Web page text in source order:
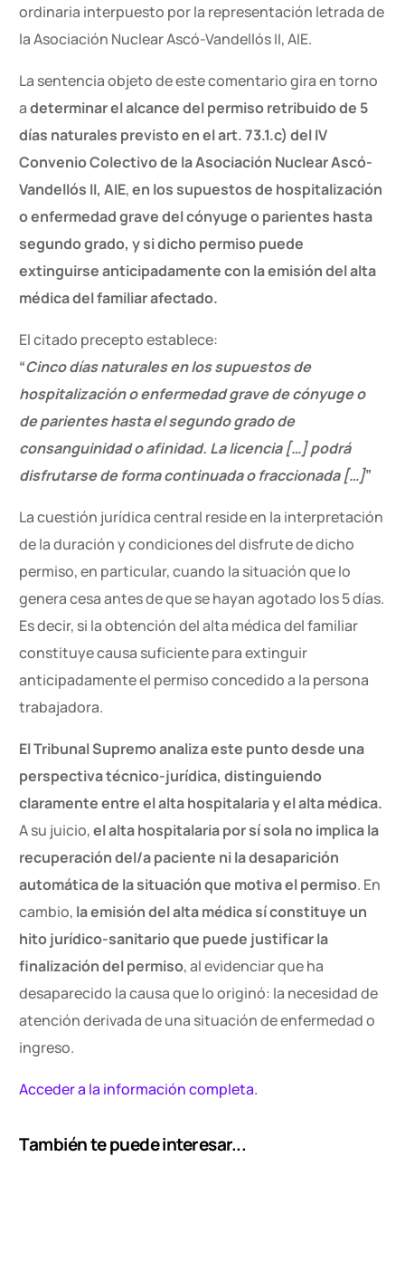
ordinaria interpuesto por la representación letrada de
la Asociación Nuclear Ascó-Vandellós II, AIE.
La sentencia objeto de este comentario gira en torno
adeterminar el alcance del permiso retribuido de 5
días naturales previsto en el art. 73.1.c) del IV
Convenio Colectivo de la Asociación Nuclear Ascó-
Vandellós II, AIE,en los supuestos de hospitalización
o enfermedad grave del cónyuge o parientes hasta
segundo grado, y si dicho permiso puede
extinguirse anticipadamente con la emisión del alta
médica del familiar afectado.
El citado precepto establece:
“Cinco días naturales en los supuestos de
hospitalización o enfermedad grave de cónyuge o
de parientes hasta el segundo grado de
consanguinidad o afinidad. La licencia […] podrá
disfrutarse de forma continuada o fraccionada […]”
La cuestión jurídica central reside en la interpretación
de la duración y condiciones del disfrute de dicho
permiso, en particular, cuando la situación que lo
genera cesa antes de que se hayan agotado los 5 días.
Es decir, si la obtención del alta médica del familiar
constituye causa suficiente para extinguir
anticipadamente el permiso concedido a la persona
trabajadora.
El Tribunal Supremo analiza este punto desde una
perspectiva técnico-jurídica, distinguiendo
claramente entre el alta hospitalaria y el alta médica.
A su juicio,el alta hospitalaria por sí sola no implica la
recuperación del/a paciente ni la desaparición
automática de la situación que motiva el permiso. En
cambio, la emisión del alta médica sí constituye un
hito jurídico-sanitario que puede justificar la
finalización del permiso, al evidenciar que ha
desaparecido la causa que lo originó: la necesidad de
atención derivada de una situación de enfermedad o
ingreso.
Acceder a la información completa.
También te puede interesar...